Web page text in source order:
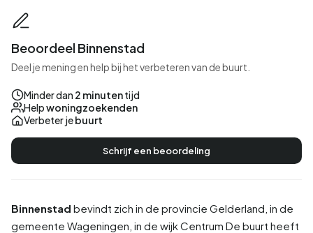
Binnenstad bevindt zich in de provincie Gelderland , in de
gemeente Wageningen , in de wijkCentrum De buurt heeft
Beoordeel Binnenstad
Deel je mening en help bij het verbeteren van de buurt.
Minder dan 2 minutentijd
Helpwoningzoekenden
Verbeter jebuurt
Schrijf een beoordeling